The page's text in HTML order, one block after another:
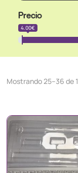
Precio
4.00€
Mostrando 25–36 de